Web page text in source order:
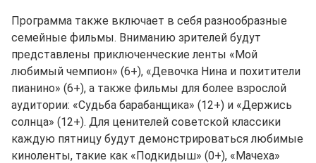
Программа также включает в себя разнообразные
семейные фильмы. Вниманию зрителей будут
представлены приключенческие ленты «Мой
любимый чемпион» (6+), «Девочка Нина и похитители
пианино» (6+), а также фильмы для более взрослой
аудитории: «Судьба барабанщика» (12+) и «Держись
солнца» (12+). Для ценителей советской классики
каждую пятницу будут демонстрироваться любимые
киноленты, такие как «Подкидыш» (0+), «Мачеха»